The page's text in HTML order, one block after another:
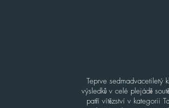
Teprve sedmadvacetiletý
výsledků v celé plejádě
patří vítězství v kategorii